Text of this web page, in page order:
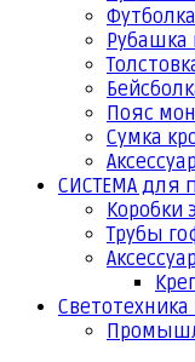
Футболка
Рубашка
Пояс
Сумка
СИСТЕМА для
Коробки
Трубы